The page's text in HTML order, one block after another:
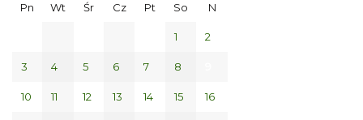
Pn Wt Śr Cz Pt So N
1 2
3 4 5 6 7 8
10 11 12 13 14 15 16